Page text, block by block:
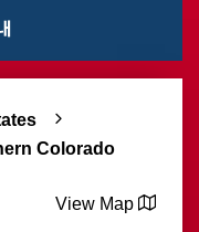
Colorado
View Map